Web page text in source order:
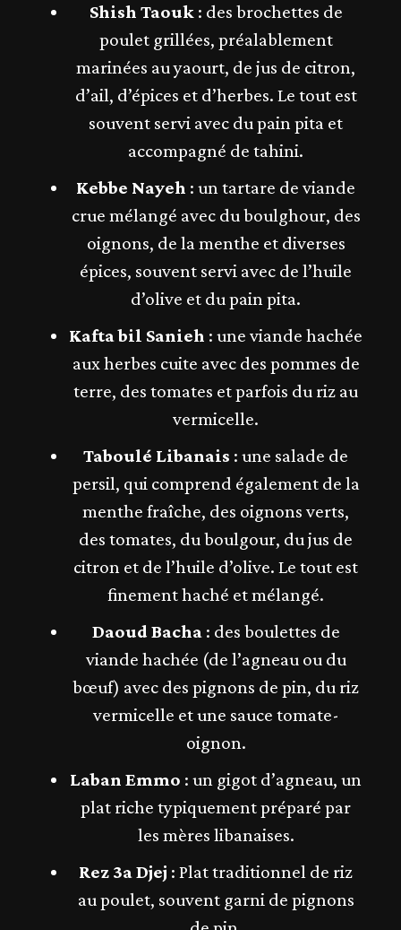
Shish Taouk: des brochettes de
poulet grillées, préalablement
marinées au yaourt, de jus de citron,
d’ail, d’épices et d’herbes. Le tout est
souvent servi avec du pain pita et
accompagné de tahini.
Kebbe Nayeh : un tartare de viande
crue mélangé avec du boulghour, des
oignons, de la menthe et diverses
épices, souvent servi avec de l’huile
d’olive et du pain pita​​.
Kafta bil Sanieh : une viande hachée
aux herbes cuite avec des pommes de
terre, des tomates et parfois du riz au
vermicelle​.
Taboulé Libanais : une salade de
persil, qui comprend également de la
menthe fraîche, des oignons verts,
des tomates, du boulgour, du jus de
citron et de l’huile d’olive. Le tout est
finement haché et mélangé.
Daoud Bacha: des boulettes de
viande hachée (de l’agneau ou du
bœuf) avec des pignons de pin, du riz
vermicelle et une sauce tomate-
oignon.
Laban Emmo : un gigot d’agneau, un
plat riche typiquement préparé par
les mères libanaises​​.
Rez 3a Djej : Plat traditionnel de riz
au poulet, souvent garni de pignons